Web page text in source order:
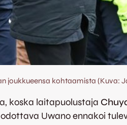
joukkueensa kohtaamista (Kuva:
koska laitapuolustaja
Uwano ennakoi